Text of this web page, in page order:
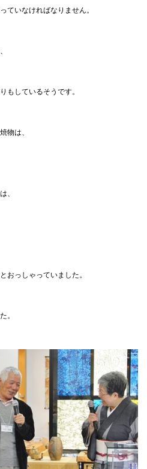
ていなければなりません。
もしているそうです。
物は、
、
おっしゃっていました。
。